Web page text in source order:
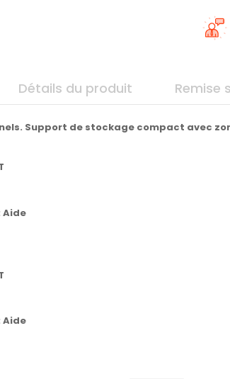
Détails du produit Remise
Support de stockage compact avec
Aide
Aide